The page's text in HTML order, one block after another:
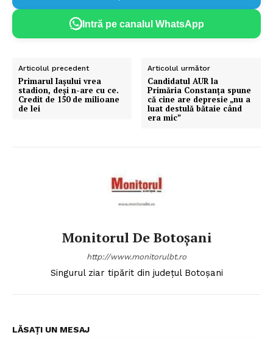
Intră pe canalul WhatsApp
Articolul precedent
Primarul Iașului vrea
stadion, deși n-are cu ce.
Credit de 150 de milioane
de lei
Articolul următor
Candidatul AUR la
Primăria Constanța spune
că cine are depresie „nu a
luat destulă bătaie când
era mic”
Monitorul De Botoșani
http://www.monitorulbt.ro
Singurul ziar tipărit din județul Botoșani
LĂSAȚI UN MESAJ